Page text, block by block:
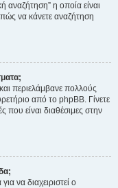
αναζήτηση” η οποία είναι
να κάνετε αναζήτηση
περιελάμβανε πολλούς
από το phpBB. Γίνετε
που είναι διαθέσιμες στην
να διαχειριστεί ο